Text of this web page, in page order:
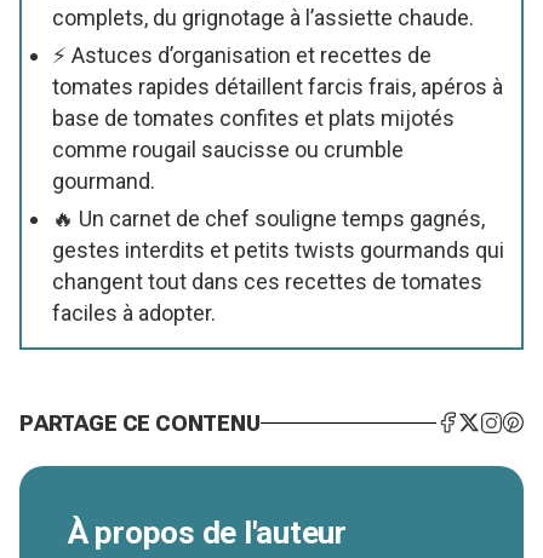
complets, du grignotage à l’assiette chaude.
⚡ Astuces d’organisation et recettes de
tomates rapides détaillent farcis frais, apéros à
base de tomates confites et plats mijotés
comme rougail saucisse ou crumble
gourmand.
🔥 Un carnet de chef souligne temps gagnés,
gestes interdits et petits twists gourmands qui
changent tout dans ces recettes de tomates
faciles à adopter.
PARTAGE CE CONTENU
À propos de l'auteur